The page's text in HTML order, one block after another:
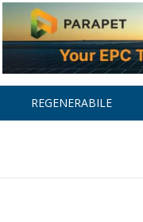
REGENERABILE